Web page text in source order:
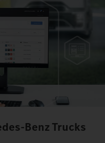
Benz Trucks